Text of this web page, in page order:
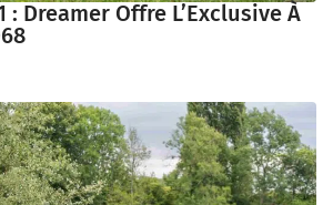
: Dreamer Offre L’Exclusive À